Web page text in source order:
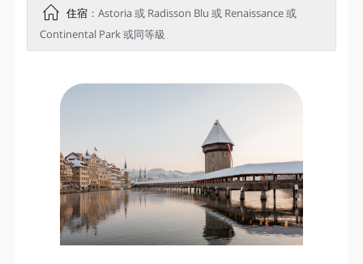
住宿：Astoria 或 Radisson Blu 或 Renaissance 或
Continental Park 或同等級